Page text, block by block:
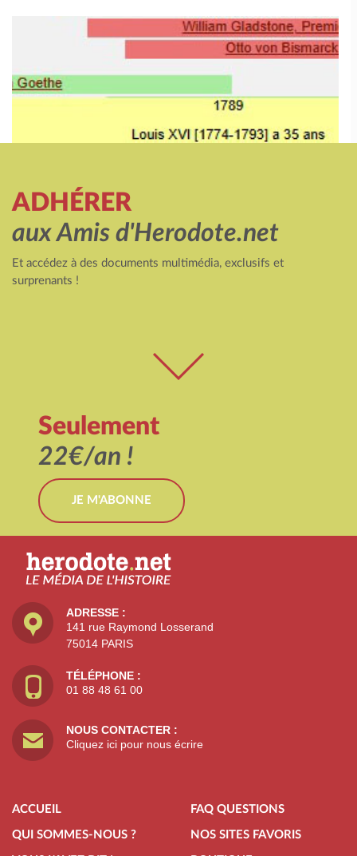
ADHÉRER
aux Amis d'Herodote.net
Et accédez à des documents multimédia, exclusifs et
surprenants !
Seulement
22€/an !
JE M'ABONNE
ADRESSE :
141 rue Raymond Losserand
75014 PARIS
TÉLÉPHONE :
01 88 48 61 00
NOUS CONTACTER :
Cliquez ici pour nous écrire
ACCUEIL
QUI SOMMES-NOUS ?
FAQ QUESTIONS
NOS SITES FAVORIS